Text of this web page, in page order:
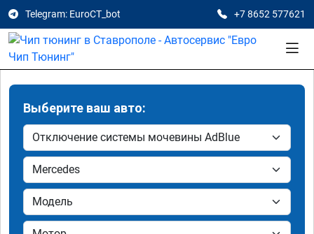
Telegram: EuroCT_bot +7 8652 577621
Выберите ваш авто: